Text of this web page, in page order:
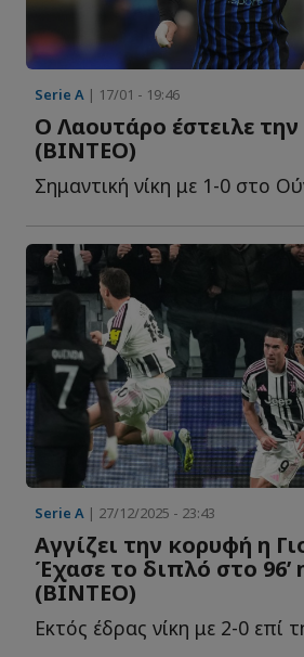
Serie A | 17/01 - 19:46
Ο Λαουτάρο έστειλε
(ΒΙΝΤΕΟ)
Σημαντική νίκη με 1-0 στο
Serie A | 27/12/2025 - 23:43
Αγγίζει την κορυφή η
Έχασε το διπλό στο 96’
(ΒΙΝΤΕΟ)